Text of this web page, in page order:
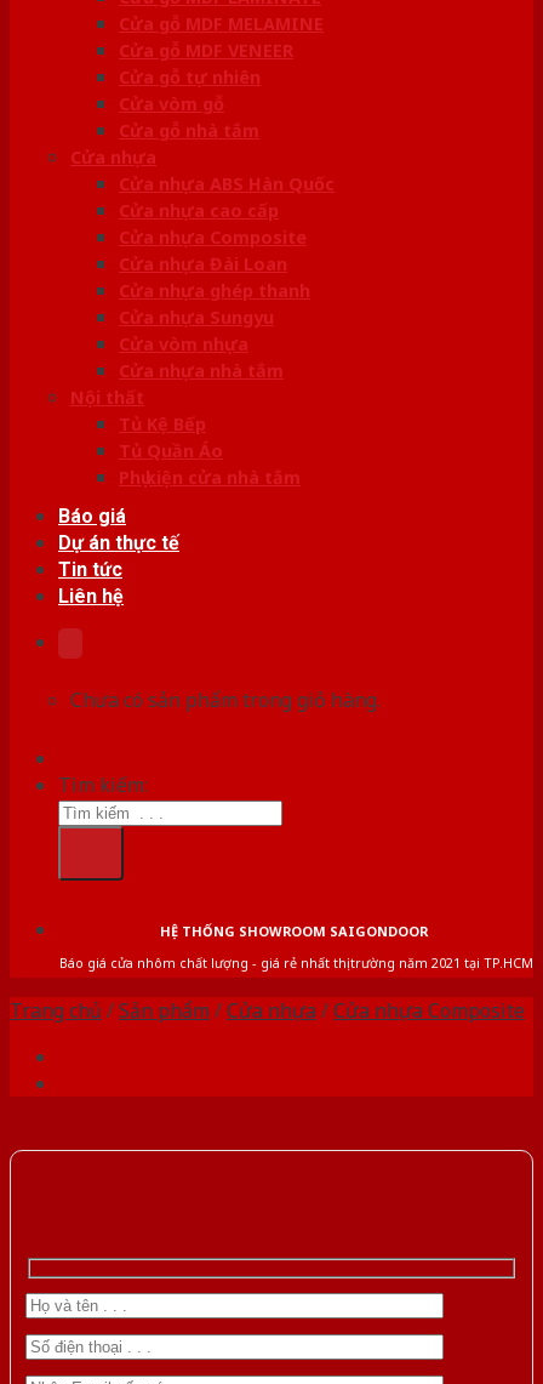
Cửa gỗ MDF MELAMINE
Cửa gỗ MDF VENEER
Cửa gỗ tự nhiên
Cửa vòm gỗ
Cửa gỗ nhà tắm
Cửa nhựa
Cửa nhựa ABS Hàn Quốc
Cửa nhựa cao cấp
Cửa nhựa Composite
Cửa nhựa Đài Loan
Cửa nhựa ghép thanh
Cửa nhựa Sungyu
Cửa vòm nhựa
Cửa nhựa nhà tắm
Nội thất
Tủ Kệ Bếp
Tủ Quần Áo
Phụ kiện cửa nhà tắm
Báo giá
Dự án thực tế
Tin tức
Liên hệ
Chưa có sản phẩm trong giỏ hàng.
Tìm kiếm:
HỆ THỐNG SHOWROOM SAIGONDOOR
Báo giá cửa nhôm chất lượng - giá rẻ nhất thị trường năm 2021 tại TP.HCM
Trang chủ /Sản phẩm /Cửa nhựa /Cửa nhựa Composite